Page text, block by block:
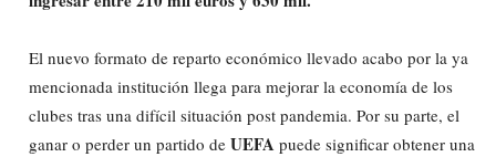
El nuevo formato de reparto económico llevado acabo por la ya
mencionada institución llega para mejorar la economía de los
clubes tras una difícil situación post pandemia. Por su parte, el
ganar o perder un partido de UEFA puede significar obtener una